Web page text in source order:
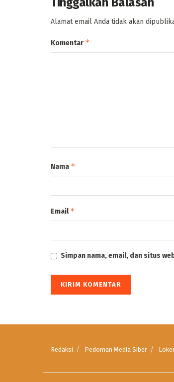
Alamat email Anda tidak akan
Komentar *
Nama *
Email*
Simpan nama, email, dan situs
Redaksi Pedoman Media Siber